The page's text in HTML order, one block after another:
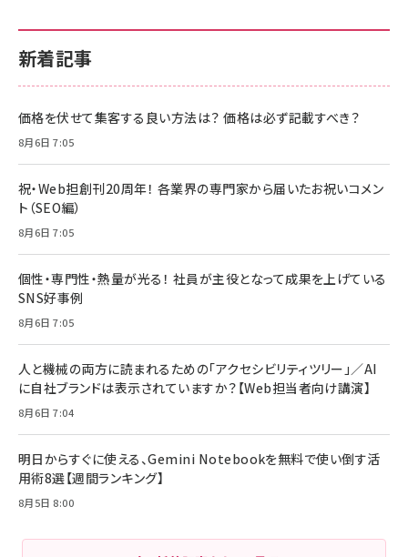
新着記事
価格を伏せて集客する良い方法は？ 価格は必ず記載すべき？
8月6日 7:05
祝・Web担創刊20周年！ 各業界の専門家から届いたお祝いコメン
ト（SEO編）
8月6日 7:05
個性・専門性・熱量が光る！ 社員が主役となって成果を上げている
SNS好事例
8月6日 7:05
人と機械の両方に読まれるための「アクセシビリティツリー」／AI
に自社ブランドは表示されていますか？【Web担当者向け講演】
8月6日 7:04
明日からすぐに使える、Gemini Notebookを無料で使い倒す活
用術8選【週間ランキング】
8月5日 8:00